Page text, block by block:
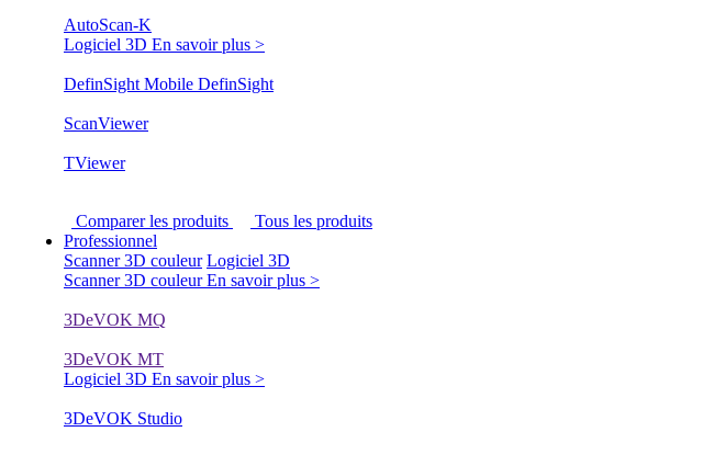
AutoScan-K
Logiciel 3D En savoir plus >
DefinSight Mobile DefinSight
ScanViewer
TViewer
Comparer les produits
Tous les produits
Professionnel
Scanner 3D couleur Logiciel 3D
Scanner 3D couleurEn savoir plus >
3DeVOK MQ
3DeVOK MT
Logiciel 3D En savoir plus >
3DeVOK Studio